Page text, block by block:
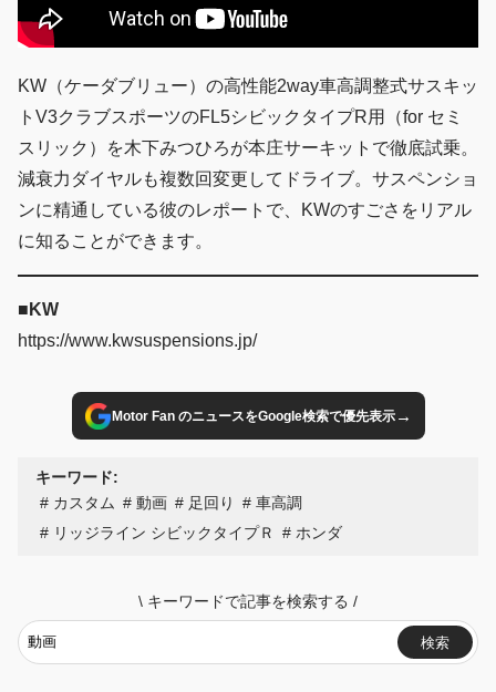
KW（ケーダブリュー）の高性能2way車高調整式サスキッ
トV3クラブスポーツのFL5シビックタイプR用（for セミ
スリック）を木下みつひろが本庄サーキットで徹底試乗。
減衰力ダイヤルも複数回変更してドライブ。サスペンショ
ンに精通している彼のレポートで、KWのすごさをリアル
に知ることができます。
■KW
https://www.kwsuspensions.jp/
Motor Fan のニュースをGoogle検索で優先表示→
キーワード:
カスタム
動画 足回り
車高調
リッジライン シビックタイプＲ
ホンダ
\ キーワードで記事を検索する /
検索